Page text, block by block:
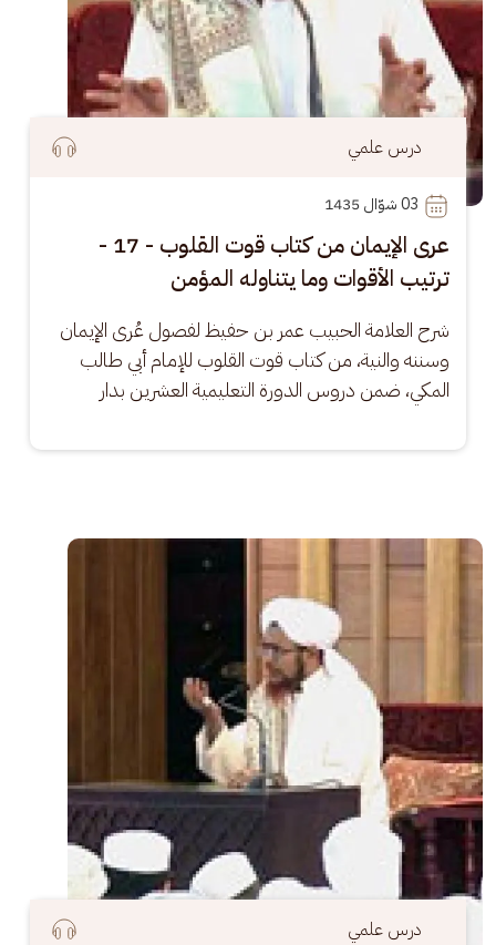
درس علمي
03
عرى الإيمان من كتاب قوت القلوب - 17 -
ترتيب الأقوات وما يتناوله المؤمن
شرح العلامة الحبيب عمر بن حفيظ لفصول عُرى الإيمان
وسننه والنية، من كتاب قوت القلوب للإمام أبي طالب
المكي، ضمن دروس الدورة التعليمية العشرين بدار
الصورة
درس علمي